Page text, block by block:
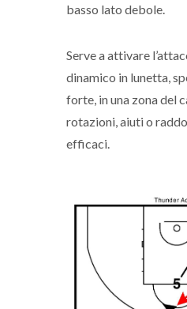
basso lato debole.
Serve a attivare
dinamico in lunetta,
forte, in una zona del
rotazioni, aiuti o
efficaci.